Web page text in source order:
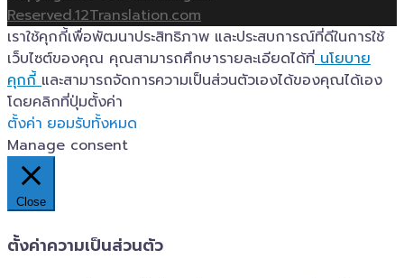
Reserved.12Translation.com
เราใช้คุกกี้เพื่อพัฒนาประสิทธิภาพ และประสบการณ์ที่ดีในการใช้
เว็บไซต์ของคุณ คุณสามารถศึกษารายละเอียดได้ที่นโยบาย
คุกกี้และสามารถจัดการความเป็นส่วนตัวเองได้ของคุณได้เอง
โดยคลิกที่ปุ่มตั้งค่า
ตั้งค่า ยอมรับทั้งหมด
Manage consent
Close
ตั้งค่าความเป็นส่วนตัว